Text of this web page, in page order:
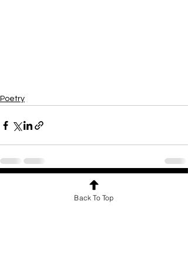
Poetry
Back To Top